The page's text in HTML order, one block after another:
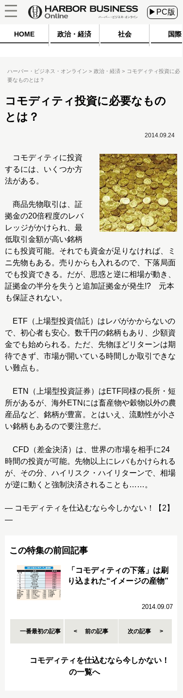
▶PC版
HOME 政治・経済 社会 国際
ハーバー・ビジネス・オンライン 政治・経済
コモディティ投資に必
要なものとは？
コモディティ投資に必要なもの
とは？
2014.09.24
コモディティに投資
するには、いくつか方
法がある。
商品先物取引は、証
拠金の20倍程度のレバ
レッジがかけられ、最
低取引金額が高い銘柄
にも投資可能。それでも資金が足りなければ、ミ
ニ先物もある。売りからも入れるので、下落局面
でも投資できる。だが、思惑と逆に相場が動き、
証拠金の半分を失うと追加証拠金が発生!? 元本
も保証されない。
ETF（上場型投資信託）はレバがかからないの
で、初心者も安心。数千円の銘柄もあり、少額資
金でも始められる。ただ、先物ほどリターンは期
待できず、市場が開いている時間しか取引できな
い難点も。
ETN（上場型投資証券）はETF同様の長所・短
所があるが、海外ETNには畜産物や穀物以外の農
産品など、銘柄が豊富。とはいえ、流動性が小さ
い銘柄もあるので要注意だ。
CFD（差金決済）は、世界の市場を相手に24
時間の投資が可能。先物以上にレバもかけられる
が、その分、ハイリスク・ハイリターンで、相場
が逆に動くと強制決済されることも……。
― コモディティを仕込むなら今しかない！【2】
―
この特集の前回記事
「コモディティの下落」は刷
り込まれた“イメージの産物”
2014.09.07
一番最初の記事 前の記事 次の記事
コモディティを仕込むなら今しかない！
の一覧へ